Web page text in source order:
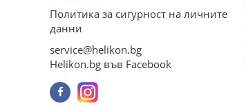
Политика за сигурност на личните
данни
service@helikon.bg
Helikon.bg във Facebook